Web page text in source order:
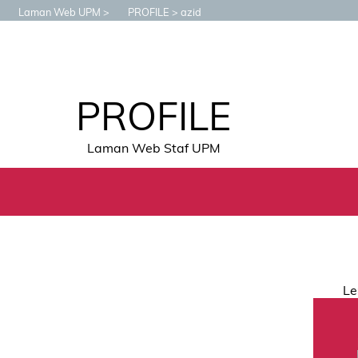
Laman Web UPM PROFILE azid
PROFILE
Laman Web Staf UPM